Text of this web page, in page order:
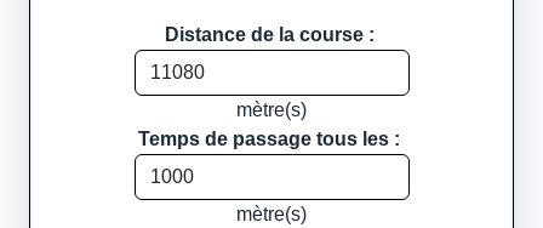
Distance de la course :
mètre(s)
Temps de passage tous les :
mètre(s)